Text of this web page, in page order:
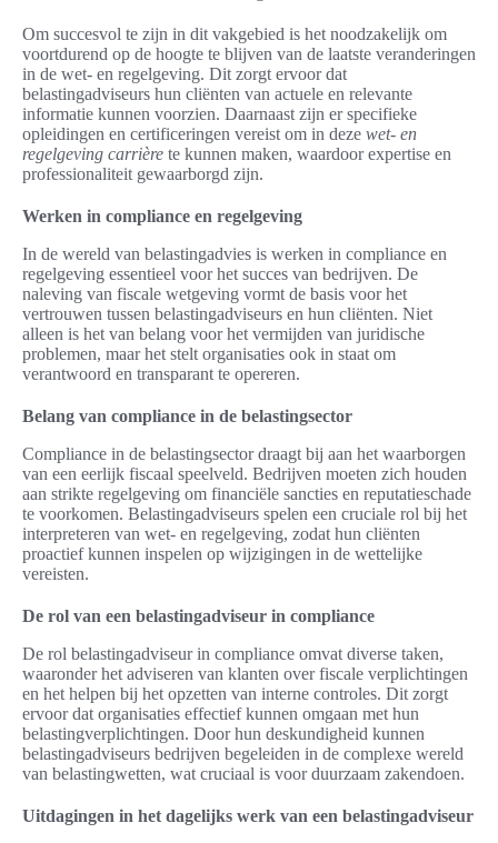
Om succesvol te zijn in dit vakgebied is het noodzakelijk om
voortdurend op de hoogte te blijven van de laatste veranderingen
in de wet- en regelgeving. Dit zorgt ervoor dat
belastingadviseurs hun cliënten van actuele en relevante
informatie kunnen voorzien. Daarnaast zijn er specifieke
opleidingen en certificeringen vereist om in deze wet- en
regelgeving carrière te kunnen maken, waardoor expertise en
professionaliteit gewaarborgd zijn.
Werken in compliance en regelgeving
In de wereld van belastingadvies is werken in compliance en
regelgeving essentieel voor het succes van bedrijven. De
naleving van fiscale wetgeving vormt de basis voor het
vertrouwen tussen belastingadviseurs en hun cliënten. Niet
alleen is het van belang voor het vermijden van juridische
problemen, maar het stelt organisaties ook in staat om
verantwoord en transparant te opereren.
Belang van compliance in de belastingsector
Compliance in de belastingsector draagt bij aan het waarborgen
van een eerlijk fiscaal speelveld. Bedrijven moeten zich houden
aan strikte regelgeving om financiële sancties en reputatieschade
te voorkomen. Belastingadviseurs spelen een cruciale rol bij het
interpreteren van wet- en regelgeving, zodat hun cliënten
proactief kunnen inspelen op wijzigingen in de wettelijke
vereisten.
De rol van een belastingadviseur in compliance
De rol belastingadviseur in compliance omvat diverse taken,
waaronder het adviseren van klanten over fiscale verplichtingen
en het helpen bij het opzetten van interne controles. Dit zorgt
ervoor dat organisaties effectief kunnen omgaan met hun
belastingverplichtingen. Door hun deskundigheid kunnen
belastingadviseurs bedrijven begeleiden in de complexe wereld
van belastingwetten, wat cruciaal is voor duurzaam zakendoen.
Uitdagingen in het dagelijks werk van een belastingadviseur